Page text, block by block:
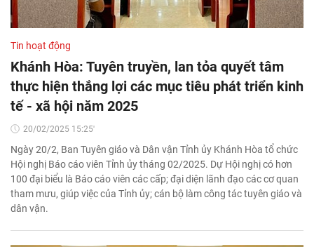
Tin hoạt động
Khánh Hòa: Tuyên truyền, lan tỏa quyết tâm
thực hiện thắng lợi các mục tiêu phát triển kinh
tế - xã hội năm 2025
20/02/2025 15:25'
Ngày 20/2, Ban Tuyên giáo và Dân vận Tỉnh ủy Khánh Hòa tổ chức
Hội nghị Báo cáo viên Tỉnh ủy tháng 02/2025. Dự Hội nghị có hơn
100 đại biểu là Báo cáo viên các cấp; đại diện lãnh đạo các cơ quan
tham mưu, giúp việc của Tỉnh ủy; cán bộ làm công tác tuyên giáo và
dân vận.